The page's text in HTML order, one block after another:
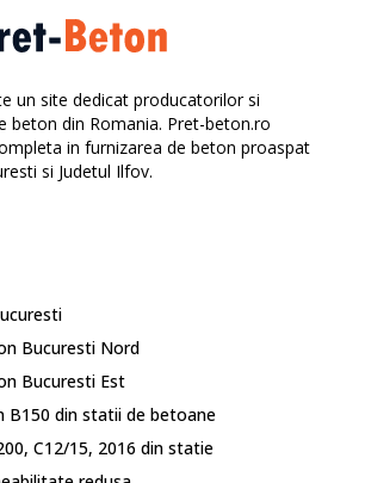
un site dedicat producatorilor si
beton din Romania. Pret-beton.ro
in furnizarea de beton proaspat
si Judetul Ilfov.
Bucuresti Nord
Bucuresti Est
B150 din statii de betoane
C12/15, 2016 din statie